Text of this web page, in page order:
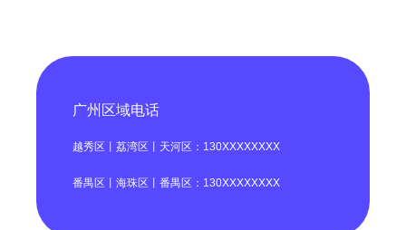
广州区域电话
越秀区丨荔湾区丨天河区：130XXXXXXXX
番禺区丨海珠区丨番禺区：130XXXXXXXX